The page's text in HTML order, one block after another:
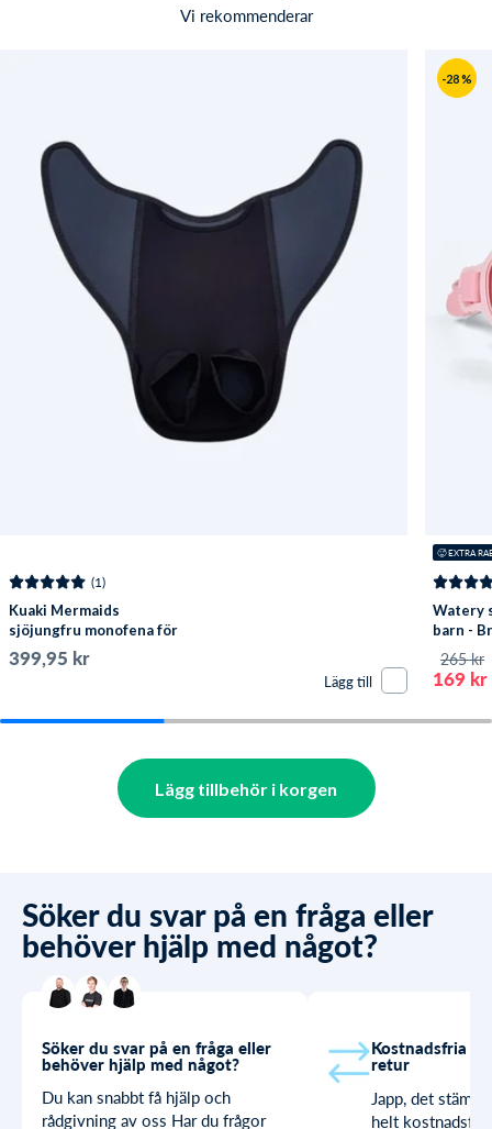
Vi rekommenderar
(1)
Kuaki Mermaids
sjöjungfru monofena för
barn - Svart
399,95 kr
Lägg till
🥵 EXTRA
-28 %
Watery
barn -
169 kr
265 kr
Lägg tillbehör i korgen
Söker du svar på en fråga eller
behöver hjälp med något?
Söker du svar på en fråga eller
behöver hjälp med något?
Du kan snabbt få hjälp och
rådgivning av oss Har du frågor
Kostnadsfria
retur
Japp, det
helt